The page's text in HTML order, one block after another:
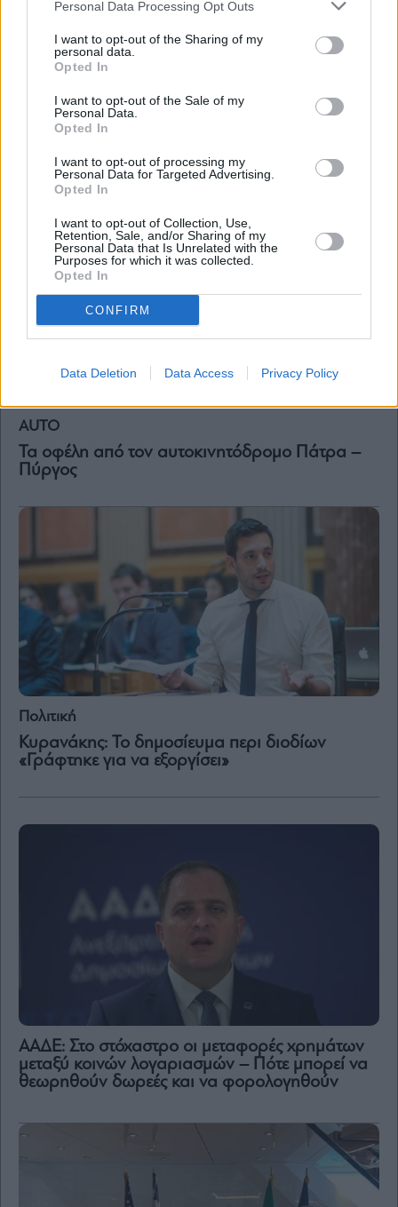
Personal Data Processing Opt Outs
I want to opt-out of the Sharing of my
personal data.
Opted In
I want to opt-out of the Sale of my
Personal Data.
Opted In
I want to opt-out of processing my
Personal Data for Targeted Advertising.
Opted In
I want to opt-out of Collection, Use,
Retention, Sale, and/or Sharing of my
Personal Data that Is Unrelated with the
Purposes for which it was collected.
Opted In
CONFIRM
Data Deletion Data Access Privacy Policy
Κοινωνία
Έξοδος αδειούχων Αυγούστου: Πάνω από
100.000 οχήματα έφυγαν από την Αττική,
αυξημένη η κίνηση στα λιμάνια
AUTO
Τα οφέλη από τον αυτοκινητόδρομο Πάτρα –
Πύργος
Πολιτική
Κυρανάκης: Το δημοσίευμα περι διοδίων
«Γράφτηκε για να εξοργίσει»
ΑΑΔΕ: Στο στόχαστρο οι μεταφορές χρημάτων
μεταξύ κοινών λογαριασμών – Πότε μπορεί να
θεωρηθούν δωρεές και να φορολογηθούν